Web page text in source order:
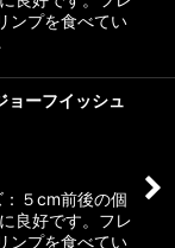
ンプを食べてい
ーフイッシュ
５cm前後の個
良好です。フレ
ンプを食べてい